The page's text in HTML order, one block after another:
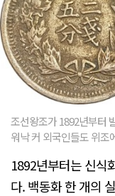
조선왕조가 1892년부터
워낙 커 외국인들도 위조
1892년부터는 신식
다. 백동화 한 개의